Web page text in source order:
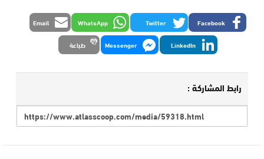
Facebook
Twitter
WhatsApp
Email
LinkedIn
Messenger طباعة
رابط المشاركة :